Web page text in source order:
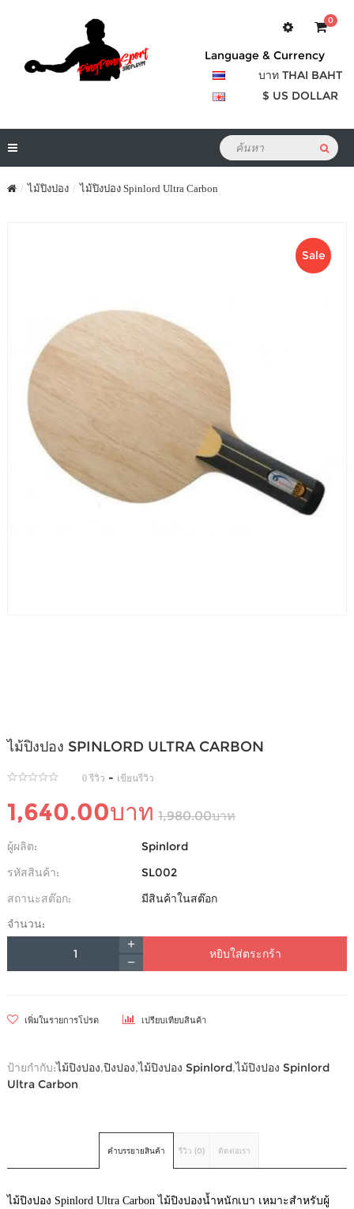
0
Language & Currency
บาท THAI BAHT
$ US DOLLAR
ไม้ปิงปอง ไม้ปิงปอง Spinlord Ultra Carbon
Sale
ไม้ปิงปอง SPINLORD ULTRA CARBON
0 รีวิว - เขียนรีวิว
1,640.00บาท 1,980.00บาท
ผู้ผลิต:
Spinlord
รหัสสินค้า:
SL002
สถานะสต๊อก:
มีสินค้าในสต๊อก
จำนวน:
หยิบใส่ตระกร้า
เพิ่มในรายการโปรด เปรียบเทียบสินค้า
ป้ายกำกับ:ไม้ปิงปอง,ปิงปอง,ไม้ปิงปอง Spinlord,ไม้ปิงปอง Spinlord
Ultra Carbon
คำบรรยายสินค้า รีวิว (0) ติดต่อเรา
ไม้ปิงปอง Spinlord Ultra Carbon ไม้ปิงปองน้ำหนักเบา เหมาะสำหรับผู้